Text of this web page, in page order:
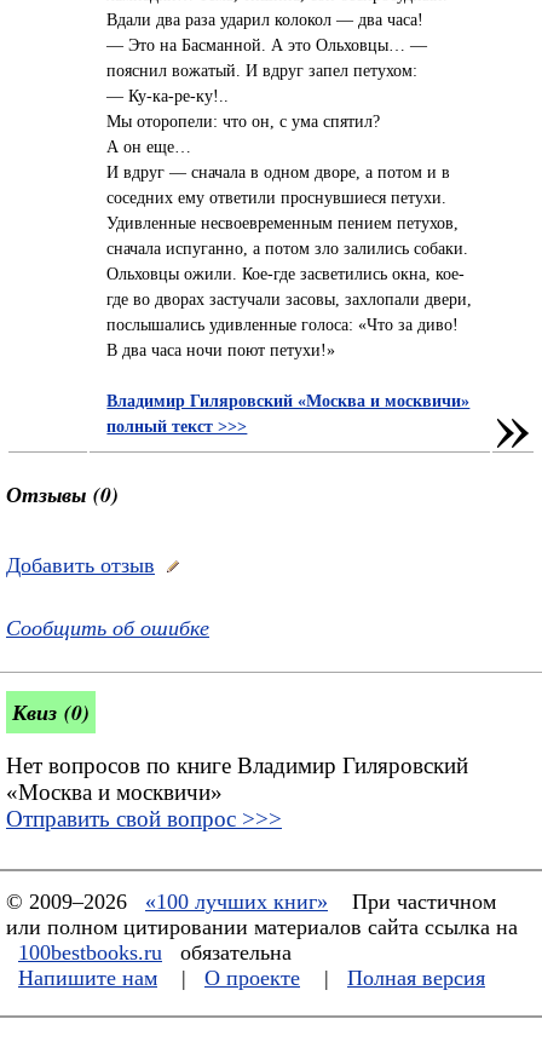
Вдали два раза ударил колокол — два часа!
— Это на Басманной. А это Ольховцы… —
пояснил вожатый. И вдруг запел петухом:
— Ку-ка-ре-ку!..
Мы оторопели: что он, с ума спятил?
А он еще…
И вдруг — сначала в одном дворе, а потом и в
соседних ему ответили проснувшиеся петухи.
Удивленные несвоевременным пением петухов,
сначала испуганно, а потом зло залились собаки.
Ольховцы ожили. Кое-где засветились окна, кое-
где во дворах застучали засовы, захлопали двери,
послышались удивленные голоса: «Что за диво!
В два часа ночи поют петухи!»
Владимир Гиляровский «Москва и москвичи»
полный текст >>>
»
Отзывы (0)
Добавить отзыв
Сообщить об ошибке
Квиз (0)
Нет вопросов по книге Владимир Гиляровский
«Москва и москвичи»
Отправить свой вопрос >>>
© 2009–2026 «100 лучших книг»
При частичном
или полном цитировании материалов сайта ссылка на
100bestbooks.ru
обязательна
Напишите нам
| О проекте | Полная версия